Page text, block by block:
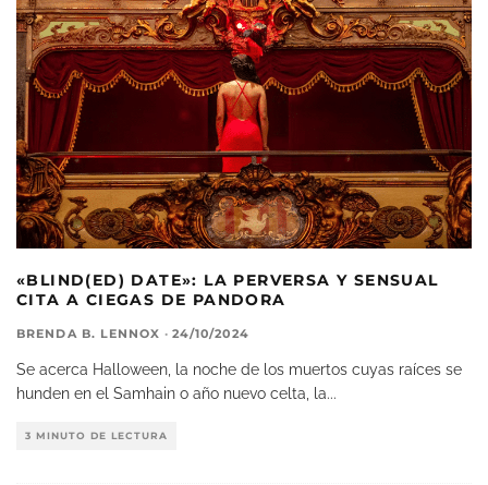
«BLIND(ED) DATE»: LA PERVERSA Y SENSUAL
CITA A CIEGAS DE PANDORA
BRENDA B. LENNOX · 24/10/2024
Se acerca Halloween, la noche de los muertos cuyas raíces se
hunden en el Samhain o año nuevo celta, la...
3 MINUTO DE LECTURA